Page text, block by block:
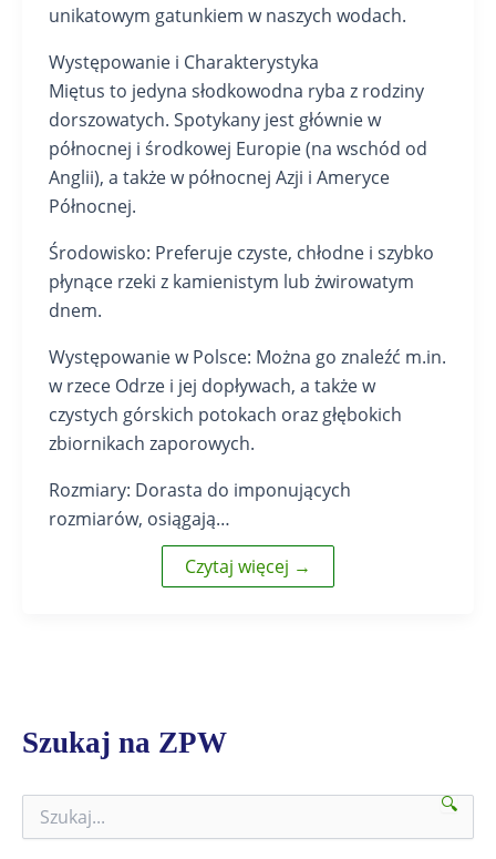
unikatowym gatunkiem w naszych wodach.
Występowanie i Charakterystyka
Miętus to jedyna słodkowodna ryba z rodziny
dorszowatych. Spotykany jest głównie w
północnej i środkowej Europie (na wschód od
Anglii), a także w północnej Azji i Ameryce
Północnej.
Środowisko: Preferuje czyste, chłodne i szybko
płynące rzeki z kamienistym lub żwirowatym
dnem.
Występowanie w Polsce: Można go znaleźć m.in.
w rzece Odrze i jej dopływach, a także w
czystych górskich potokach oraz głębokich
zbiornikach zaporowych.
Rozmiary: Dorasta do imponujących
rozmiarów, osiągają…
Czytaj więcej →
Szukaj na ZPW
🔍